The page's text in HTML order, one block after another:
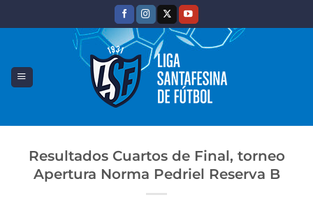
Resultados Cuartos de Final, torneo
Apertura Norma Pedriel Reserva B